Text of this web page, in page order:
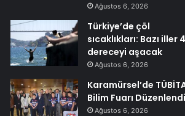
Ağustos 6, 2026
Türkiye’de çöl
sıcaklıkları: Bazı iller
dereceyi aşacak
Ağustos 6, 2026
Karamürsel’de
Bilim Fuarı Düzenlendi
Ağustos 6, 2026